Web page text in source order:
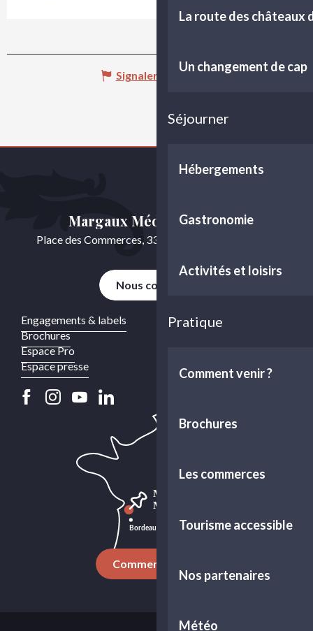
La route des châteaux
Un changement de cap
Séjourner
Hébergements
Gastronomie
Activités et loisirs
Pratique
Comment venir ?
Brochures
Les commerces
Tourisme accessible
Nos partenaires
Météo
Signaler une erreur
Engagements & labels
Brochures
Espace Pro
Espace presse
Margaux Médoc Tourisme
Place des Commerces, 33460 Cussac-Fort-Médoc
Nous contacter
Comment venir ?